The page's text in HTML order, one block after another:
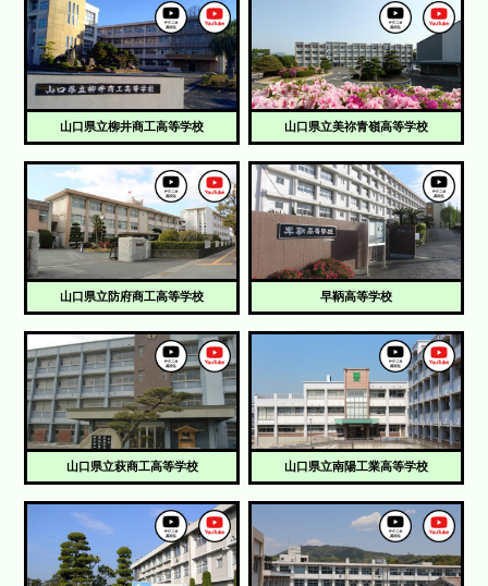
山口県立柳井商工高等学校 山口県立美祢青嶺高等学校
山口県立防府商工高等学校 早鞆高等学校
山口県立萩商工高等学校 山口県立南陽工業高等学校